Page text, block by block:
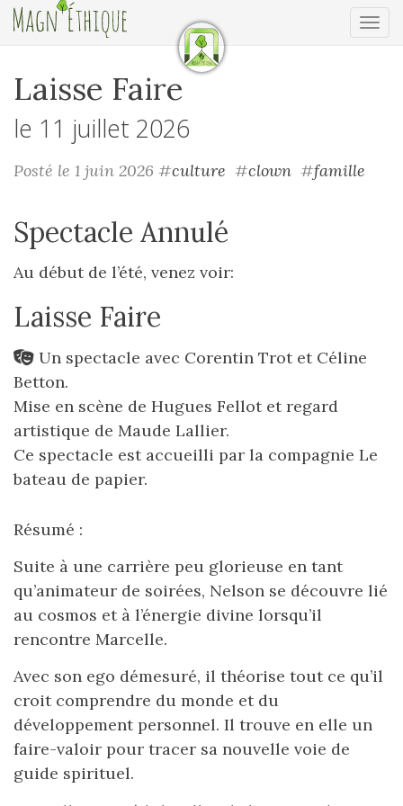
Laisse Faire
le 11 juillet 2026
Posté le 1 juin 2026 #culture #clown #famille
Spectacle Annulé
Au début de l’été, venez voir:
Laisse Faire
Un spectacle avec Corentin Trot et Céline
Betton.
Mise en scène de Hugues Fellot et regard
artistique de Maude Lallier.
Ce spectacle est accueilli par la compagnie Le
bateau de papier.
Résumé :
Suite à une carrière peu glorieuse en tant
qu’animateur de soirées, Nelson se découvre lié
au cosmos et à l’énergie divine lorsqu’il
rencontre Marcelle.
Avec son ego démesuré, il théorise tout ce qu’il
croit comprendre du monde et du
développement personnel. Il trouve en elle un
faire-valoir pour tracer sa nouvelle voie de
guide spirituel.